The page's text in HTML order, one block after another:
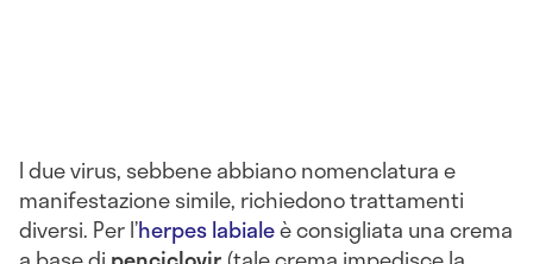
I due virus, sebbene abbiano nomenclatura e
manifestazione simile, richiedono trattamenti
diversi. Per l’herpes labialeè consigliata una crema